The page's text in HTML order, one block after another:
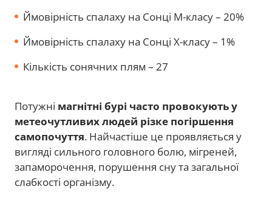
Ймовірність спалаху на Сонці М-класу – 20%
Ймовірність спалаху на Сонці Х-класу – 1%
Кількість сонячних плям – 27
Потужні магнітні бурі часто провокують у
метеочутливих людей різке погіршення
самопочуття. Найчастіше це проявляється у
вигляді сильного головного болю, мігреней,
запаморочення, порушення сну та загальної
слабкості організму.